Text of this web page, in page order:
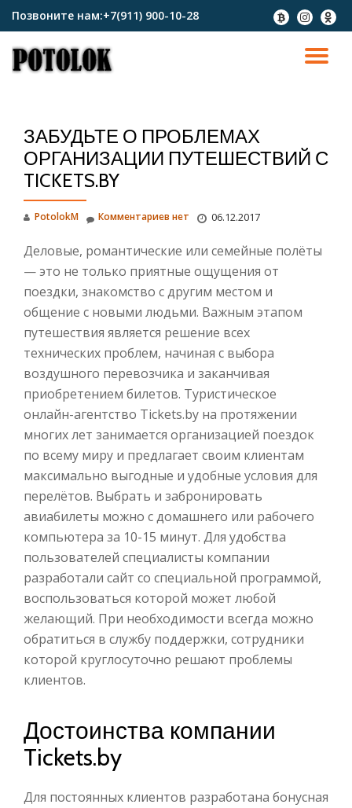
содержимому
Позвоните нам:+7(911) 900-10-28
fa-
btc
fa-
instagram
fa-
ЗАБУДЬТЕ О ПРОБЛЕМАХ
ОРГАНИЗАЦИИ ПУТЕШЕСТВИЙ С
TICKETS.BY
PotolokM 06.12.2017
Комментариев нет
Деловые, романтические или семейные полёты
— это не только приятные ощущения от
поездки, знакомство с другим местом и
общение с новыми людьми. Важным этапом
путешествия является решение всех
технических проблем, начиная с выбора
воздушного перевозчика и заканчивая
приобретением билетов. Туристическое
онлайн-агентство Tickets.by на протяжении
многих лет занимается организацией поездок
по всему миру и предлагает своим клиентам
максимально выгодные и удобные условия для
перелётов. Выбрать и забронировать
авиабилеты можно с домашнего или рабочего
компьютера за 10-15 минут. Для удобства
пользователей специалисты компании
разработали сайт со специальной программой,
воспользоваться которой может любой
желающий. При необходимости всегда можно
обратиться в службу поддержки, сотрудники
которой круглосуточно решают проблемы
клиентов.
Достоинства компании
Tickets.by
Для постоянных клиентов разработана бонусная